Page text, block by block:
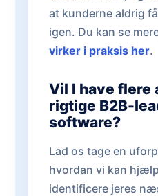
at kunderne aldrig
igen. Du kan se
virker i praksis her.
Vil I have flere
rigtige B2B-
software?
Lad os tage en
hvordan vi kan
identificere jeres